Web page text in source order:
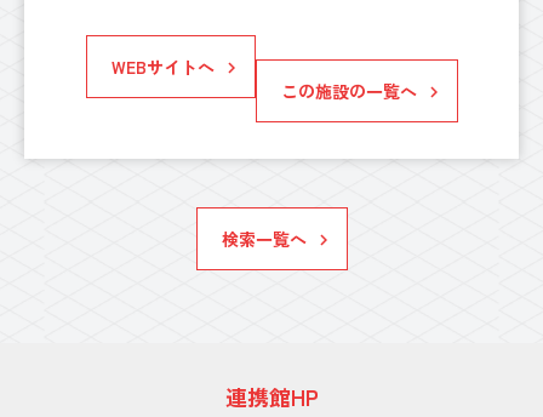
WEBサイトへ
この施設の一覧へ
検索一覧へ
連携館HP